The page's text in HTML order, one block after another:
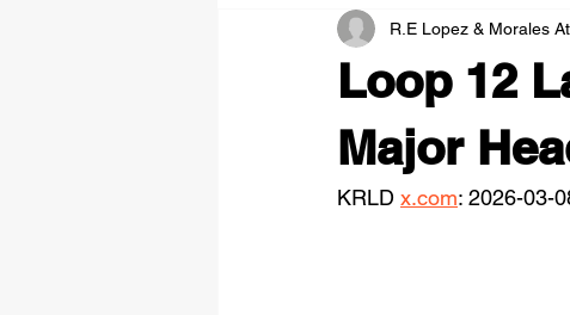
Loop 12
Major
R.E Lopez & Morales
KRLD x.com: 2026-03-